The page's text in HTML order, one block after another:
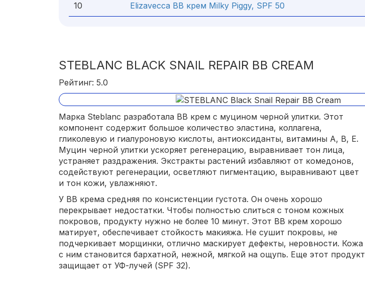
10 Elizavecca BB крем Milky Piggy, SPF 50
STEBLANC BLACK SNAIL REPAIR BB CREAM
Рейтинг: 5.0
Марка Steblanc разработала ВВ крем с муцином черной улитки. Этот
компонент содержит большое количество эластина, коллагена,
гликолевую и гиалуроновую кислоты, антиоксиданты, витамины А, В, Е.
Муцин черной улитки ускоряет регенерацию, выравнивает тон лица,
устраняет раздражения. Экстракты растений избавляют от комедонов,
содействуют регенерации, осветляют пигментацию, выравнивают цвет
и тон кожи, увлажняют.
У ВВ крема средняя по консистенции густота. Он очень хорошо
перекрывает недостатки. Чтобы полностью слиться с тоном кожных
покровов, продукту нужно не более 10 минут. Этот ВВ крем хорошо
матирует, обеспечивает стойкость макияжа. Не сушит покровы, не
подчеркивает морщинки, отлично маскирует дефекты, неровности. Кожа
с ним становится бархатной, нежной, мягкой на ощупь. Еще этот продукт
защищает от УФ-лучей (SPF 32).